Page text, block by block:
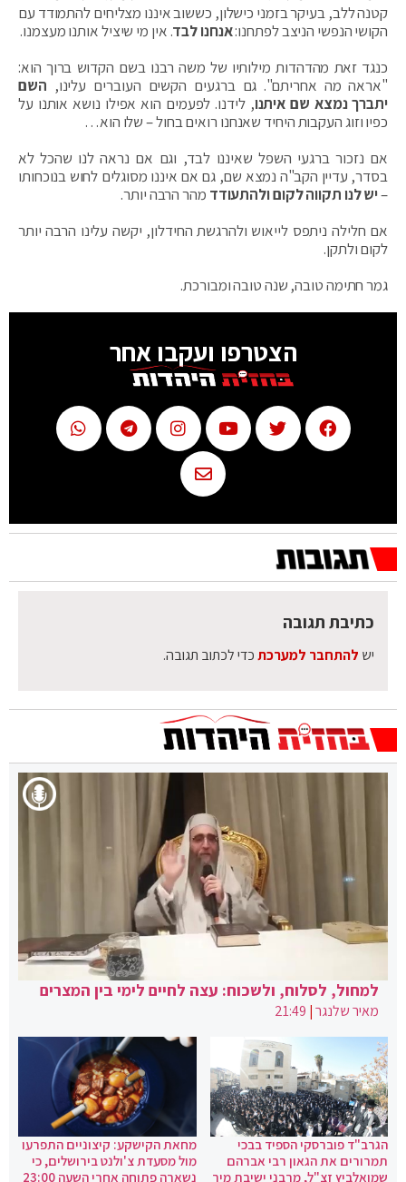
קטנה ללב, בעיקר בזמני כישלון, כששוב איננו מצליחים להתמודד עם
הקושי הנפשי הניצב לפתחנו:אנחנו לבד. אין מי שיציל אותנו מעצמנו.
כנגד זאת מהדהדות מילותיו של משה רבנו בשם הקדוש ברוך הוא:
"אראה מה אחריתם". גם ברגעים הקשים העוברים עלינו, השם
יתברך נמצא שם איתנו, לידנו. לפעמים הוא אפילו נושא אותנו על
כפיו וזוג העקבות היחיד שאנחנו רואים בחול – שלו הוא…
אם נזכור ברגעי השפל שאיננו לבד, וגם אם נראה לנו שהכל לא
בסדר, עדיין הקב"ה נמצא שם, גם אם איננו מסוגלים לחוש בנוכחותו
–יש לנו תקווה לקום ולהתעודד מהר הרבה יותר.
אם חלילה ניתפס לייאוש ולהרגשת החידלון, יקשה עלינו הרבה יותר
לקום ולתקן.
גמר חתימה טובה, שנה טובה ומבורכת.
הצטרפו ועקבו אחר
כתיבת תגובה
יש להתחבר למערכתכדי לכתוב תגובה.
למחול, לסלוח, ולשכוח: עצה לחיים לימי בין המצרים
מאיר שלנגר|
21:49
הגרב"ד פוברסקי הספיד בבכי
תמרורים את הגאון רבי אברהם
שמואלביץ זצ"ל, מרבני ישיבת מיר
מחאת הקישקע: קיצוניים התפרעו
מול מסעדת צ'ולנט בירושלים, כי
נשארה פתוחה אחרי השעה 23:00